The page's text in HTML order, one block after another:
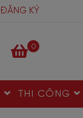
ĐĂNG KÝ
0
THI CÔNG